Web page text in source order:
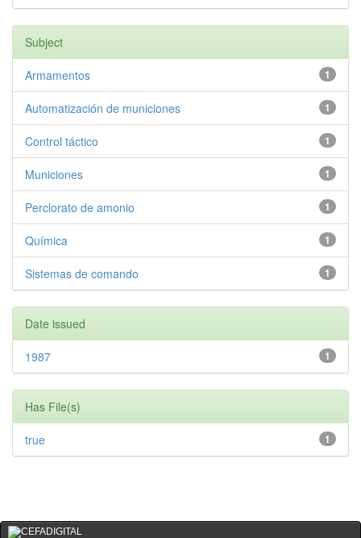
Subject
1
Armamentos
1
Automatización de municiones
1
Control táctico
1
Municiones
1
Perclorato de amonio
1
Química
1
Sistemas de comando
Date issued
1
1987
Has File(s)
1
true